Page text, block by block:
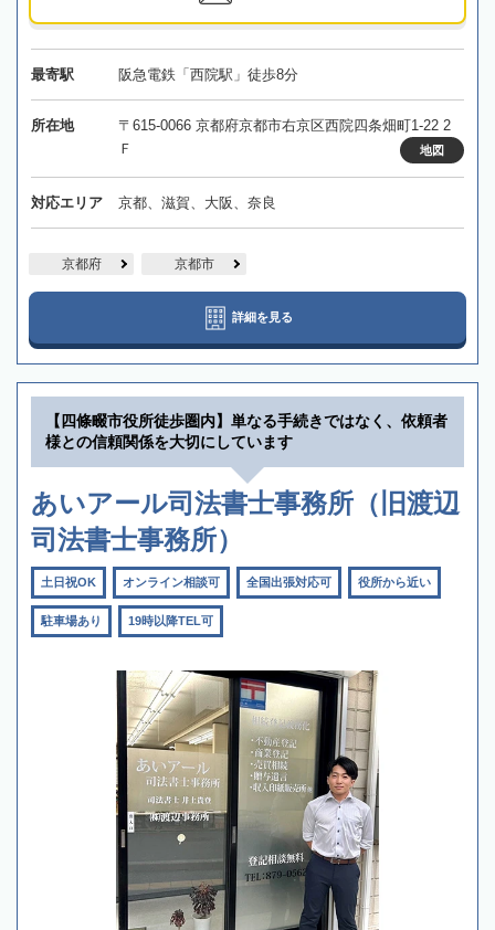
最寄駅 阪急電鉄「西院駅」徒歩8分
所在地
〒615-0066 京都府京都市右京区西院四条畑町1-22 2
Ｆ
地図
対応エリア 京都、滋賀、大阪、奈良
京都府 京都市
詳細を見る
【四條畷市役所徒歩圏内】単なる手続きではなく、依頼者
様との信頼関係を大切にしています
あいアール司法書士事務所（旧渡辺
司法書士事務所）
土日祝OK オンライン相談可 全国出張対応可 役所から近い
駐車場あり 19時以降TEL可